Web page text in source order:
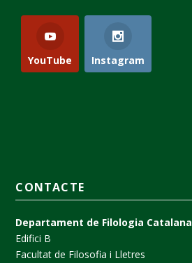
YouTube Instagram
CONTACTE
Departament de Filologia Catalana
Edifici B
Facultat de Filosofia i Lletres